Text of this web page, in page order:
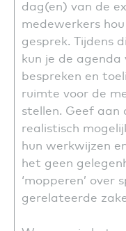
dag(en) van de
medewerkers
gesprek. Tijdens
kun je de
bespreken en
ruimte voor de
stellen. Geef aan
realistisch
hun werkwijzen
het geen
‘mopperen’ over
gerelateerde